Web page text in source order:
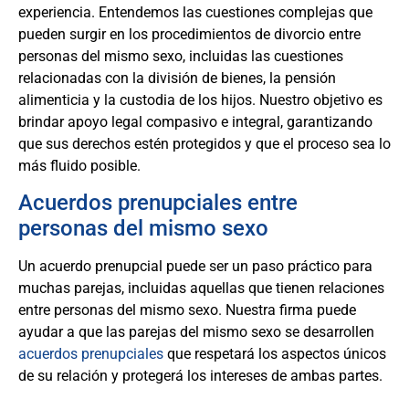
experiencia. Entendemos las cuestiones complejas que
pueden surgir en los procedimientos de divorcio entre
personas del mismo sexo, incluidas las cuestiones
relacionadas con la división de bienes, la pensión
alimenticia y la custodia de los hijos. Nuestro objetivo es
brindar apoyo legal compasivo e integral, garantizando
que sus derechos estén protegidos y que el proceso sea lo
más fluido posible.
Acuerdos prenupciales entre
personas del mismo sexo
Un acuerdo prenupcial puede ser un paso práctico para
muchas parejas, incluidas aquellas que tienen relaciones
entre personas del mismo sexo. Nuestra firma puede
ayudar a que las parejas del mismo sexo se desarrollen
acuerdos prenupciales que respetará los aspectos únicos
de su relación y protegerá los intereses de ambas partes.